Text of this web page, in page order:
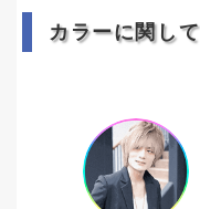
カラーに関して